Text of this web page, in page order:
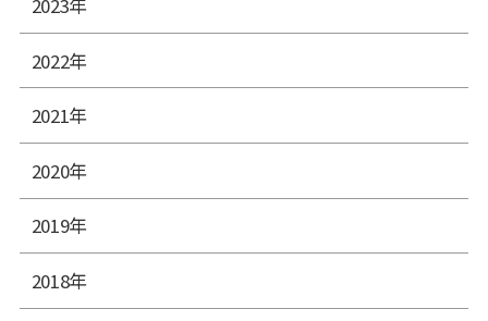
2023年
2022年
2021年
2020年
2019年
2018年